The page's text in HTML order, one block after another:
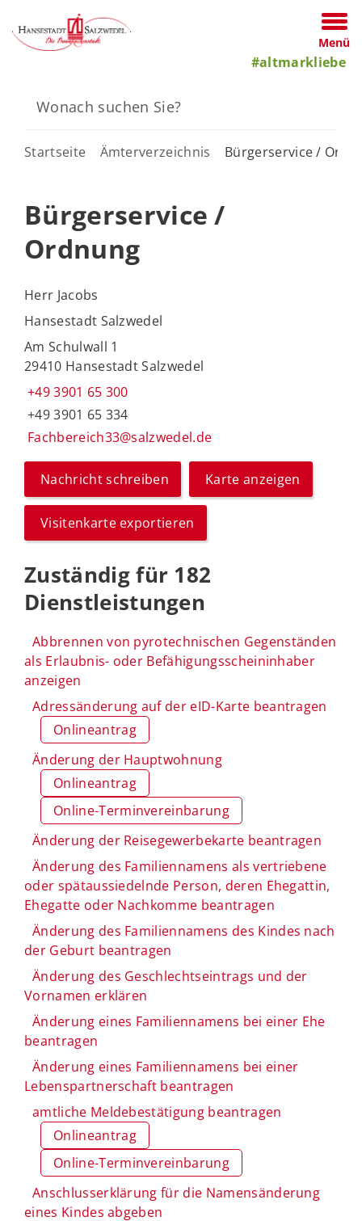
Menü
#altmarkliebe
Startseite Ämterverzeichnis Bürgerservice /
Bürgerservice /
Ordnung
Herr Jacobs
Hansestadt Salzwedel
Am Schulwall 1
29410 Hansestadt Salzwedel
+49 3901 65 300
+49 3901 65 334
Fachbereich33@salzwedel.de
Nachricht schreiben Karte anzeigen
Visitenkarte exportieren
Zuständig für 182
Dienstleistungen
Abbrennen von pyrotechnischen Gegenständen
als Erlaubnis- oder Befähigungsscheininhaber
anzeigen
Adressänderung auf der eID-Karte beantragen
Onlineantrag
Änderung der Hauptwohnung
Onlineantrag
Online-Terminvereinbarung
Änderung der Reisegewerbekarte beantragen
Änderung des Familiennamens als vertriebene
oder spätaussiedelnde Person, deren Ehegattin,
Ehegatte oder Nachkomme beantragen
Änderung des Familiennamens des Kindes nach
der Geburt beantragen
Änderung des Geschlechtseintrags und der
Vornamen erklären
Änderung eines Familiennamens bei einer Ehe
beantragen
Änderung eines Familiennamens bei einer
Lebenspartnerschaft beantragen
amtliche Meldebestätigung beantragen
Onlineantrag
Online-Terminvereinbarung
Anschlusserklärung für die Namensänderung
eines Kindes abgeben